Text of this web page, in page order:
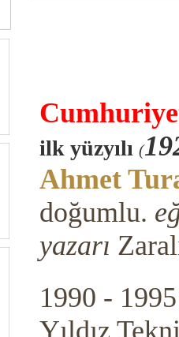
Cumhuriy
ilk yüzyılı (
Ahmet
doğumlu.
yazarı
1990 -
Yıldız